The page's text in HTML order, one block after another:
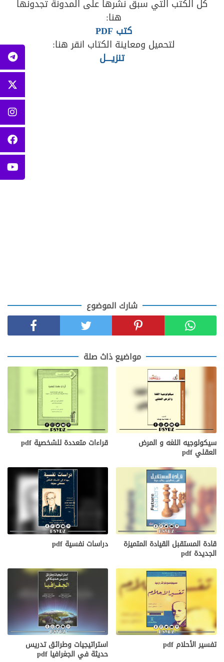
كل الكتب التي سبق نشرها على المدونة تجدونها
هنا:
كتب PDF
لتحميل ومعاينة الكتاب انقر هنا:
تنزيــــل
شارك الموضوع
مواضيع ذاث صلة
سيكولوجيه اللغه و المرض
العقلي pdf
قراءات متعددة للشخصية pdf
قادة المستقبل القيادة المتميزة
الجديدة pdf
دراسات نفسية pdf
تفسير الأحلام pdf استراتيجيات وطرائق تدريس
حديثة في الجغرافيا pdf